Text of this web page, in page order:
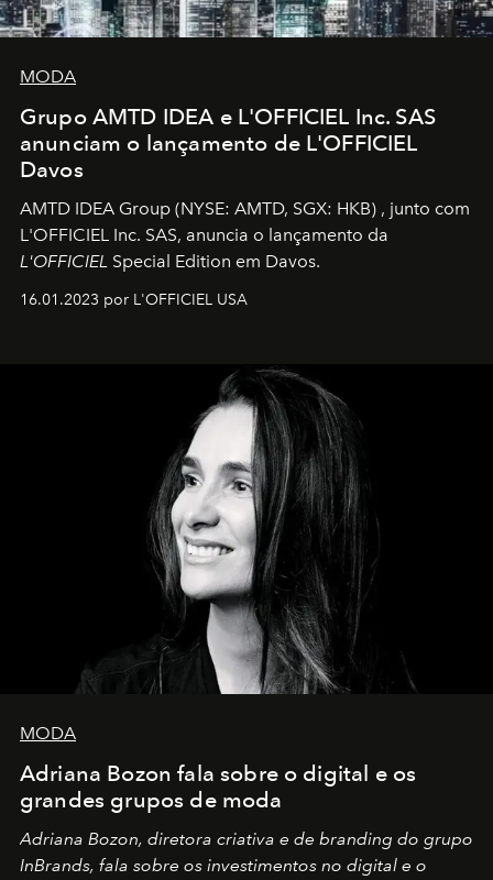
MODA
Grupo AMTD IDEA e L'OFFICIEL Inc. SAS
anunciam o lançamento de L'OFFICIEL
Davos
AMTD IDEA Group (NYSE: AMTD, SGX: HKB) , junto com
L'OFFICIEL Inc. SAS, anuncia o lançamento da
L'OFFICIEL Special Edition em Davos.
16.01.2023 por L'OFFICIEL USA
MODA
Adriana Bozon fala sobre o digital e os
grandes grupos de moda
Adriana Bozon, diretora criativa e de branding do grupo
InBrands, fala sobre os investimentos no digital e o